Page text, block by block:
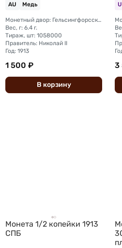
AU Медь
Монетный двор: Гельсингфорсский монетный двор (Финляндия)
Вес, г: 6.4 г.
Тираж, шт: 1058000
Правитель: Николай II
Год: 1913
1 500 ₽
В корзину
3
Монета 1/2 копейки 1913
СПБ